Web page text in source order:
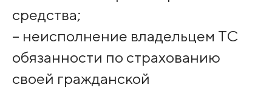
средства;
– неисполнение владельцем ТС
обязанности по страхованию
своей гражданской